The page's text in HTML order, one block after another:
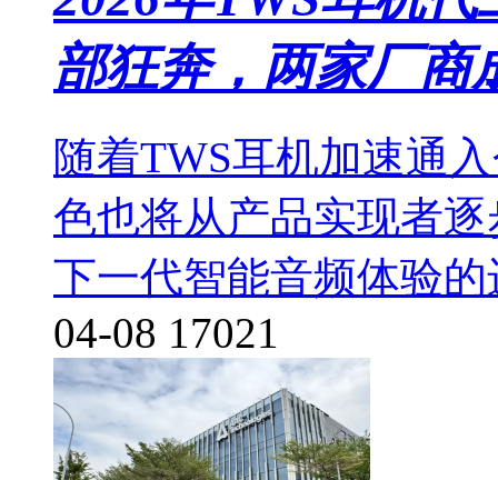
部狂奔，两家厂商
随着TWS耳机加速通
色也将从产品实现者
下一代智能音频体验
04-08 17021